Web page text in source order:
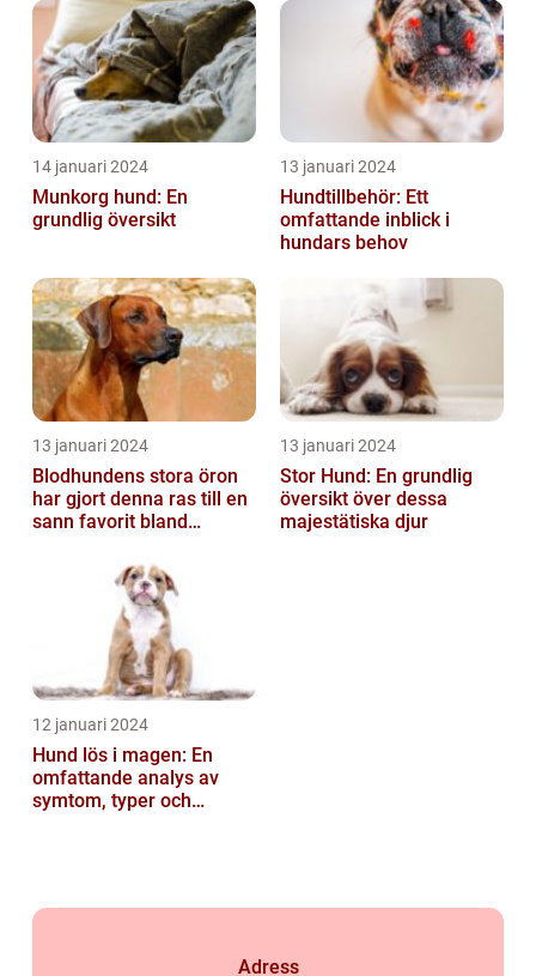
14 januari 2024
Munkorg hund: En
grundlig översikt
13 januari 2024
Hundtillbehör: Ett
omfattande inblick i
hundars behov
13 januari 2024
Blodhundens stora öron
har gjort denna ras till en
sann favorit bland
13 januari 2024
Stor Hund: En grundlig
översikt över dessa
majestätiska djur
12 januari 2024
Hund lös i magen: En
omfattande analys av
symtom, typer och
Adress